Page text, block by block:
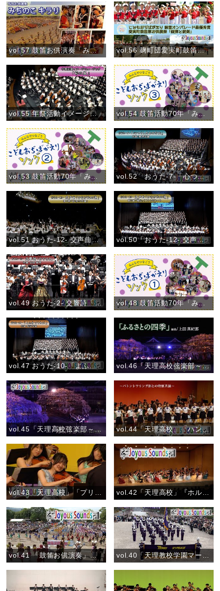
vol.57 鼓笛お供演奏「みちのこ キラリ」（7月30日） vol.56 麹町団愛実町鼓笛隊 お供演奏「銃弾と銃剣」
vol.55 年祭活動イメージミュージック「旬の風」 vol.54 鼓笛活動70年「みんなでつなごう〝こどもおぢばがえりソング♪〟③」(2024)
vol.53 鼓笛活動70年「みんなでつなごう〝こどもおぢばがえりソング♪〟②」(2024) vol.52 おうた-7-「心つくしたものだね」おうた演奏会大阪公演
vol.51 おうた-12- 交声曲「ひながたの道」第5章「存命の守護」おうた演奏会大阪公演 vol.50「おうた-12- 交声曲「ひながたの道」第3章「親心」(Ⅰ)トンビトート」おうた演奏会大阪公演
vol.49 おうた-2- 交響詩「おやさま」 第3楽章「親ごころ」おうた演奏会大阪公演 vol.48 鼓笛活動70年「みんなでつなごう〝こどもおぢばがえりソング♪〟①」(2024)
vol.47 おうた-10-「よふきづくめに」おうた演奏会大阪公演 vol.46「天理高校弦楽部～しだれ桜ライトアップ」『ふるさとの四季』
vol.45「天理高校弦楽部～しだれ桜ライトアップ」『航海』 vol.44「天理高校」「ハンガリー舞曲 第5番 ～バトントワリング部との特別共演～」
vol.41 「鼓笛お供演奏」（7月30日）『ありがとう！夏のおぢば』 vol.40「天理教校学園マーチングバンド部」『創部47年間御礼のお供演奏』